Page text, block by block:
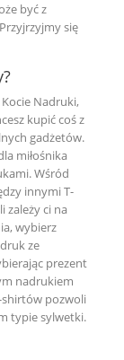
być z
się
Nadruki,
kupić coś z
gadżetów.
miłośnika
Wśród
innymi T-
zależy ci na
wybierz
ze
prezent
nadrukiem
pozwoli
typie sylwetki.